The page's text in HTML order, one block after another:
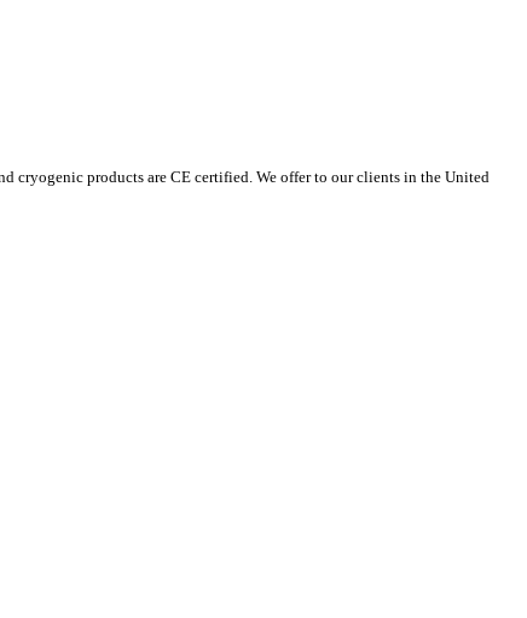
cryogenic products are CE certified. We offer to our clients in the United